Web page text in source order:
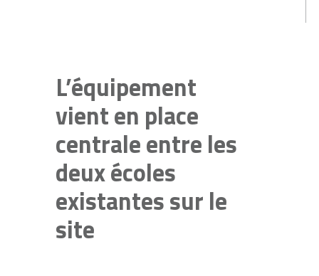
L’équipement
vient en place
centrale entre les
deux écoles
existantes sur le
site